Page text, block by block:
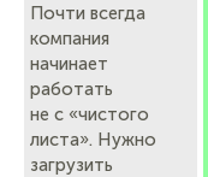
Почти всегда
компания
начинает
работать
не с «чистого
листа». Нужно
загрузить